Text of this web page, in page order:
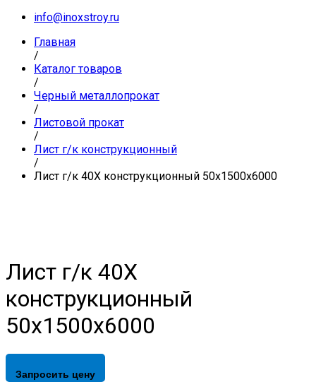
info@inoxstroy.ru
Главная
/
Каталог товаров
/
Черный металлопрокат
/
Листовой прокат
/
Лист г/к конструкционный
/
Лист г/к 40Х конструкционный 50х1500х6000
Лист г/к 40Х
конструкционный
50х1500х6000
Запросить цену